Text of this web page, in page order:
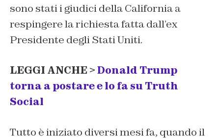
sono stati i giudici della California a
respingere la richiesta fatta dall’ex
Presidente degli Stati Uniti.
LEGGI ANCHE >Donald Trump
torna a postare e lo fa su Truth
Social
Tutto è iniziato diversi mesi fa, quando il